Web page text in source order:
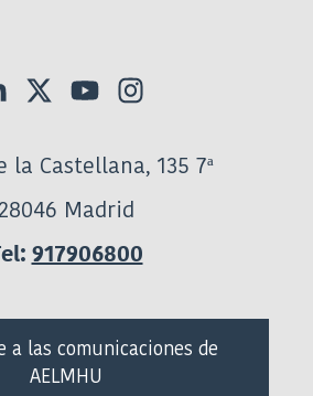
la Castellana, 135 7ª
Madrid
917906800
a las comunicaciones de
AELMHU